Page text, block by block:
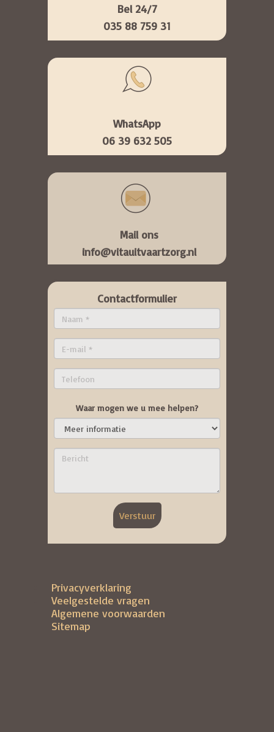
Bel 24/7
035 88 759 31
WhatsApp
06 39 632 505
Mail ons
info@vitauitvaartzorg.nl
Contactformulier
Waar mogen we u mee helpen?
Verstuur
Privacyverklaring
Veelgestelde vragen
Algemene voorwaarden
Sitemap